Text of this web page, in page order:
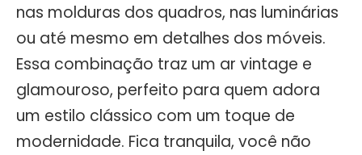
nas molduras dos quadros, nas luminárias
ou até mesmo em detalhes dos móveis.
Essa combinação traz um ar vintage e
glamouroso, perfeito para quem adora
um estilo clássico com um toque de
modernidade. Fica tranquila, você não